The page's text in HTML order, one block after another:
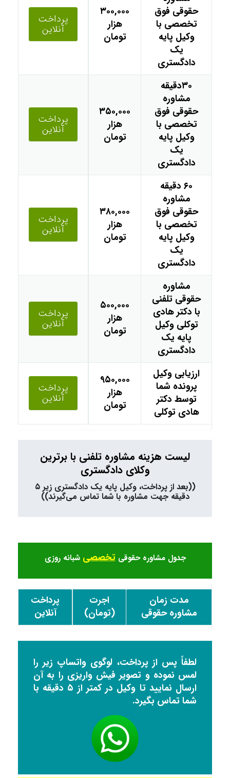
حقوقی فوق
تخصصی با
وکیل پایه
یک
دادگستری
۳۰۰,۰۰۰
هزار
تومان
پرداخت
آنلاین
۳۰دقیقه
مشاوره
حقوقی فوق
تخصصی با
وکیل پایه
یک
دادگستری
۳۵۰,۰۰۰
هزار
تومان
پرداخت
آنلاین
۶۰ دقیقه
مشاوره
حقوقی فوق
تخصصی با
وکیل پایه
یک
دادگستری
۳۸۰,۰۰۰
هزار
تومان
پرداخت
آنلاین
مشاوره
حقوقی تلفنی
با دکتر هادی
توکلی وکیل
پایه یک
دادگستری
۵۰۰,۰۰۰
هزار
تومان
پرداخت
آنلاین
ارزیابی وکیل
پرونده شما
توسط دکتر
هادی توکلی
۹۵۰,۰۰۰
هزار
تومان
پرداخت
آنلاین
لیست هزینه مشاوره تلفنی با برترین
وکلای دادگستری
((بعد از پرداخت، وکیل پایه یک دادگستری زیر ۵
دقیقه جهت مشاوره با شما تماس می‌گیرند))
جدول مشاوره حقوقیتخصصی شبانه روزی
مدت زمان
مشاوره حقوقی
اجرت
(تومان)
پرداخت
آنلاین
لطفاً پس از پرداخت، لوگوی واتساپ زیر را
لمس نموده و تصویر فیش واریزی را به آن
ارسال نمایید تا وکیل در کمتر از ۵ دقیقه با
شما تماس بگیرد.